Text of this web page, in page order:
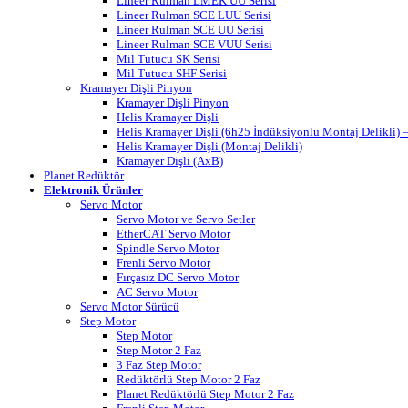
Lineer Rulman SCE LUU Serisi
Lineer Rulman SCE UU Serisi
Lineer Rulman SCE VUU Serisi
Mil Tutucu SK Serisi
Mil Tutucu SHF Serisi
Kramayer Dişli Pinyon
Kramayer Dişli Pinyon
Helis Kramayer Dişli
Helis Kramayer Dişli (6h25 İndüksiyonlu Montaj Delikli)
Helis Kramayer Dişli (Montaj Delikli)
Kramayer Dişli (AxB)
Planet Redüktör
Elektronik Ürünler
Servo Motor
Servo Motor ve Servo Setler
EtherCAT Servo Motor
Spindle Servo Motor
Frenli Servo Motor
Fırçasız DC Servo Motor
AC Servo Motor
Servo Motor Sürücü
Step Motor
Step Motor
Step Motor 2 Faz
3 Faz Step Motor
Redüktörlü Step Motor 2 Faz
Planet Redüktörlü Step Motor 2 Faz